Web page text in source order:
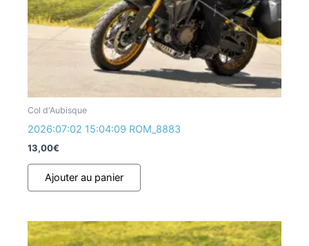
Col d'Aubisque
2026:07:02 15:04:09 ROM_8883
13,00€
Ajouter au panier